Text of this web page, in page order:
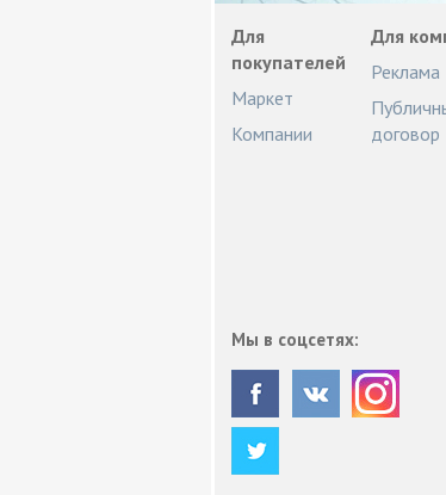
Для
покупателей
Маркет
Компании
Для
Реклама
договор
Мы в соцсетях: